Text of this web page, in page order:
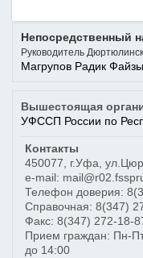
Непосредственный
Руководитель
Магрупов Радик
Вышестоящая
УФССП России по
Контакты
450077
г.Уфа
e-mail:
Телефон доверия:
Справочная: 8(347)
Факс: 8(347) 272-18-
Прием граждан: Пн-
до 14:00